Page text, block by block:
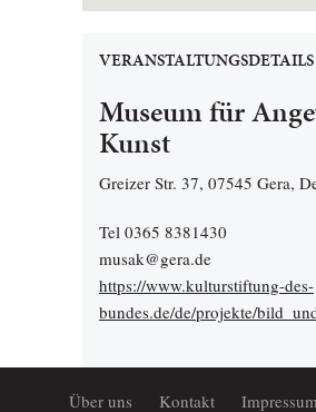
VERANSTALTUNGSDETAILS
Museum für
Kunst
Greizer Str. 37, 07545 Gera,
Tel 0365 8381430
musak@gera.de
https://www.kulturstiftung-des-
bundes.de/de/projekte/
Über uns Kontakt Impressum